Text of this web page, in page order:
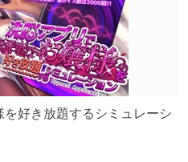
好き放題するシミュレーシ